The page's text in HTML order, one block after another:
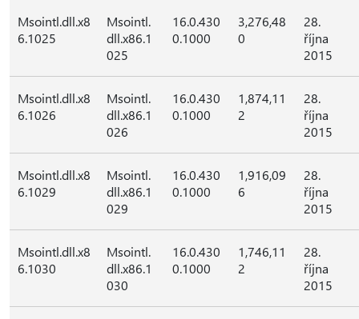
Msointl.dll.x8
6.1025
Msointl.
dll.x86.1
025
16.0.430
0.1000
3,276,48
0
28.
října
2015
Msointl.dll.x8
6.1026
Msointl.
dll.x86.1
026
16.0.430
0.1000
1,874,11
2
28.
října
2015
Msointl.dll.x8
6.1029
Msointl.
dll.x86.1
029
16.0.430
0.1000
1,916,09
6
28.
října
2015
Msointl.dll.x8
6.1030
Msointl.
dll.x86.1
030
16.0.430
0.1000
1,746,11
2
28.
října
2015